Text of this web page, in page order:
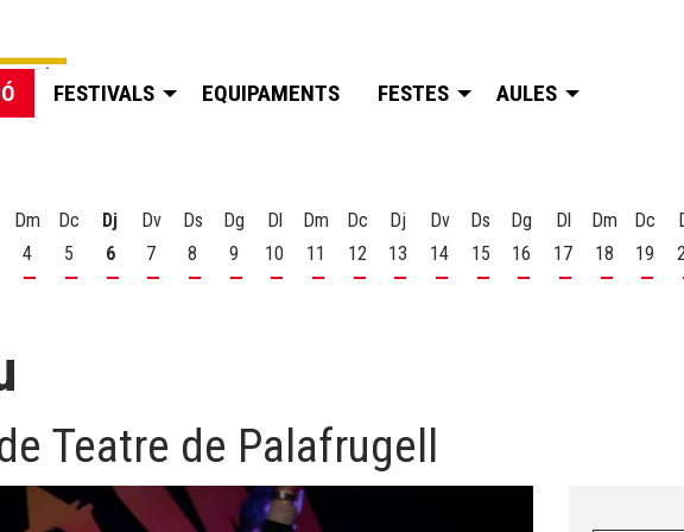
FESTIVALS EQUIPAMENTS FESTES AULES
2 d'agost
3 d'agost
Dm
4
Dimarts 4 d'agost
Dc
5
Dimecres 5 d'agost
Dj
6
Dijous 6 d'agost
Dv
7
Divendres 7 d'agost
Ds
8
Dissabte 8 d'agost
Dg
9
Diumenge 9 d'agost
Dl
10
Dilluns 10 d'agost
Dm
11
Dimarts 11 d'agost
Dc
12
Dimecres 12 d'agost
Dj
13
Dijous 13 d'agost
Dv
14
Divendres 14 d'agost
Ds
15
Dissabte 15 d'agost
Dg
16
Diumenge 16 d'agost
Dl
17
Dilluns 17
Dm
18
Dimarts
Dc
19
Teatre de Palafrugell